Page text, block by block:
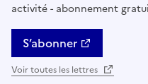
activité - abonnement
S’abonner
Voir toutes les lettres